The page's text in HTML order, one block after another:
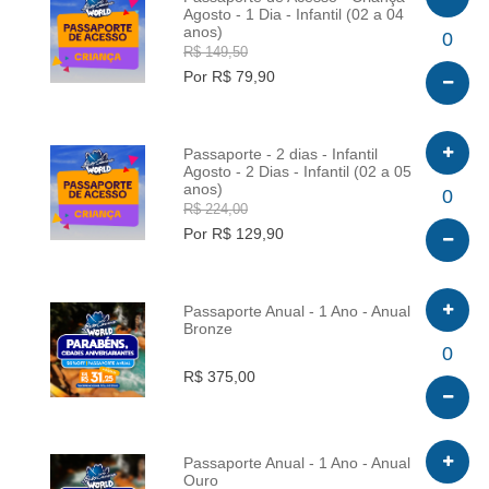
INFO
Agosto - 1 Dia - Infantil (02 a 04
anos)
R$ 149,50
Por R$ 79,90
0
INFO
Passaporte - 2 dias - Infantil
Agosto - 2 Dias - Infantil (02 a 05
anos)
R$ 224,00
Por R$ 129,90
0
INFO
Passaporte Anual - 1 Ano - Anual
Bronze
R$ 375,00
0
Passaporte Anual - 1 Ano - Anual
Ouro